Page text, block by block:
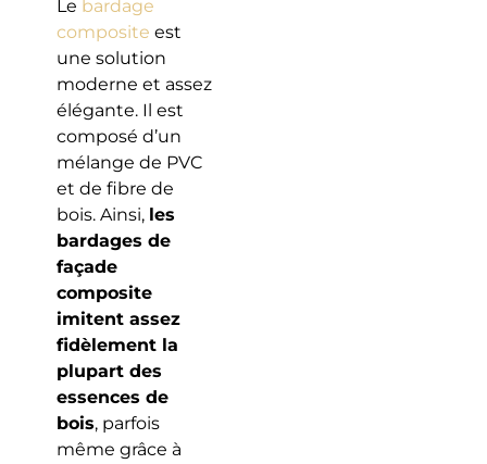
Le bardage
composite est
une solution
moderne et assez
élégante. Il est
composé d’un
mélange de PVC
et de fibre de
bois. Ainsi, les
bardages de
façade
composite
imitent assez
fidèlement la
plupart des
essences de
bois, parfois
même grâce à